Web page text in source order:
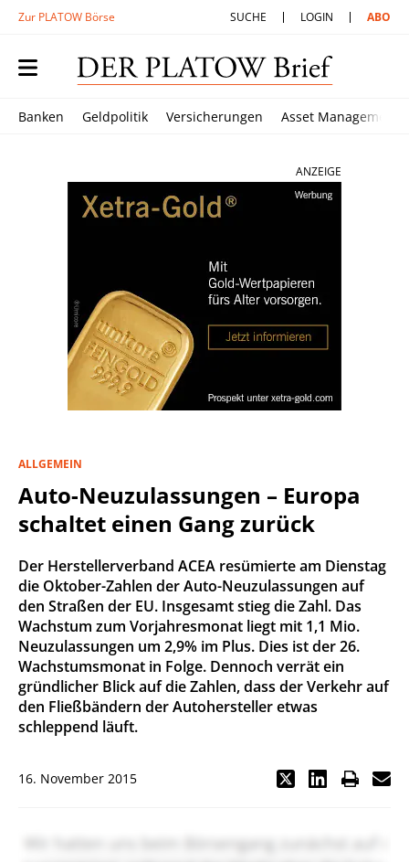
Zur PLATOW Börse SUCHE LOGIN ABO
Banken Geldpolitik Versicherungen Asset Management
ANZEIGE
ALLGEMEIN
Auto-Neuzulassungen – Europa
schaltet einen Gang zurück
Der Herstellerverband ACEA resümierte am Dienstag
die Oktober-Zahlen der Auto-Neuzulassungen auf
den Straßen der EU. Insgesamt stieg die Zahl. Das
Wachstum zum Vorjahresmonat liegt mit 1,1 Mio.
Neuzulassungen um 2,9% im Plus. Dies ist der 26.
Wachstumsmonat in Folge. Dennoch verrät ein
gründlicher Blick auf die Zahlen, dass der Verkehr auf
den Fließbändern der Autohersteller etwas
schleppend läuft.
16. November 2015